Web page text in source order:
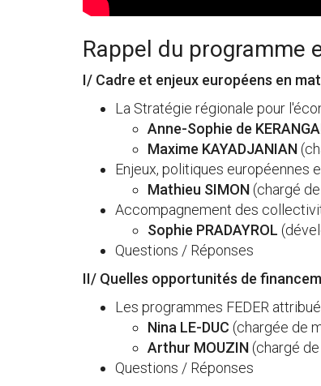
Rappel du programme
I/ Cadre et enjeux européens en
La Stratégie régionale pour
Anne-Sophie de
Maxime KAYADJANIAN
Enjeux, politiques européennes
Mathieu SIMON (chargé
Accompagnement des
Sophie PRADAYROL
Questions / Réponses
II/ Quelles opportunités de
Les programmes FEDER
Nina LE-DUC (chargée de
Arthur MOUZIN (chargé
Questions / Réponses